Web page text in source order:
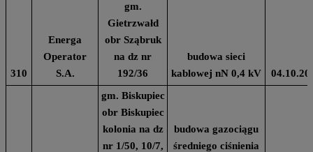
310
Energa
Operator
S.A.
gm.
Gietrzwałd
obr Sząbruk
na dz nr
192/36
budowa sieci
kablowej nN 0,4 kV
gm. Biskupiec
obr Biskupiec
kolonia na dz
nr 1/50, 10/7,
budowa gazociągu
średniego ciśnienia